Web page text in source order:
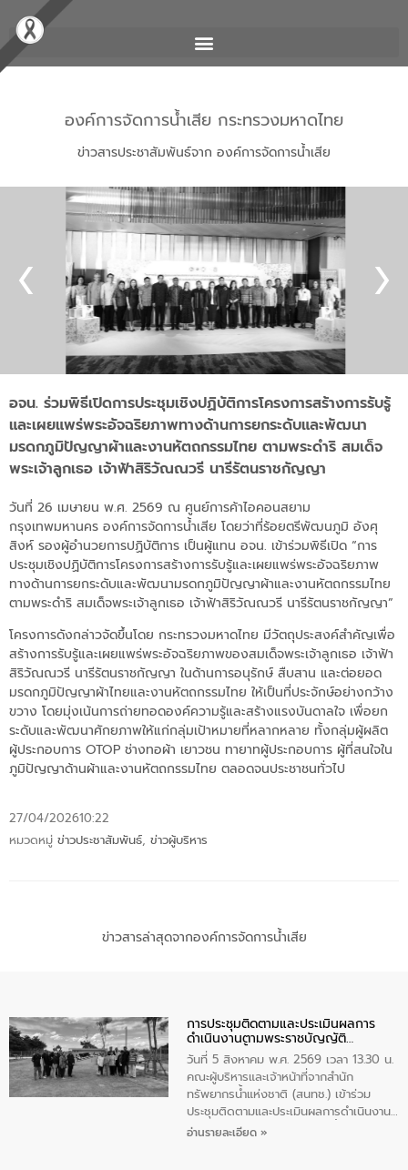
องค์การจัดการน้ำเสีย กระทรวงมหาดไทย
ข่าวสารประชาสัมพันธ์จาก องค์การจัดการน้ำเสีย
อจน. ร่วมพิธีเปิดการประชุมเชิงปฏิบัติการโครงการสร้างการรับรู้
และเผยแพร่พระอัจฉริยภาพทางด้านการยกระดับและพัฒนา
มรดกภูมิปัญญาผ้าและงานหัตถกรรมไทย ตามพระดำริ สมเด็จ
พระเจ้าลูกเธอ เจ้าฟ้าสิริวัณณวรี นารีรัตนราชกัญญา
วันที่ 26 เมษายน พ.ศ. 2569 ณ ศูนย์การค้าไอคอนสยาม
กรุงเทพมหานคร องค์การจัดการน้ำเสีย โดยว่าที่ร้อยตรีพัฒนภูมิ อังศุ
สิงห์ รองผู้อำนวยการปฏิบัติการ เป็นผู้แทน อจน. เข้าร่วมพิธีเปิด “การ
ประชุมเชิงปฏิบัติการโครงการสร้างการรับรู้และเผยแพร่พระอัจฉริยภาพ
ทางด้านการยกระดับและพัฒนามรดกภูมิปัญญาผ้าและงานหัตถกรรมไทย
ตามพระดำริ สมเด็จพระเจ้าลูกเธอ เจ้าฟ้าสิริวัณณวรี นารีรัตนราชกัญญา”
โครงการดังกล่าวจัดขึ้นโดย กระทรวงมหาดไทย มีวัตถุประสงค์สำคัญเพื่อ
สร้างการรับรู้และเผยแพร่พระอัจฉริยภาพของสมเด็จพระเจ้าลูกเธอ เจ้าฟ้า
สิริวัณณวรี นารีรัตนราชกัญญา ในด้านการอนุรักษ์ สืบสาน และต่อยอด
มรดกภูมิปัญญาผ้าไทยและงานหัตถกรรมไทย ให้เป็นที่ประจักษ์อย่างกว้าง
ขวาง โดยมุ่งเน้นการถ่ายทอดองค์ความรู้และสร้างแรงบันดาลใจ เพื่อยก
ระดับและพัฒนาศักยภาพให้แก่กลุ่มเป้าหมายที่หลากหลาย ทั้งกลุ่มผู้ผลิต
ผู้ประกอบการ OTOP ช่างทอผ้า เยาวชน ทายาทผู้ประกอบการ ผู้ที่สนใจใน
ภูมิปัญญาด้านผ้าและงานหัตถกรรมไทย ตลอดจนประชาชนทั่วไป
27/04/202610:22
หมวดหมู่ ข่าวประชาสัมพันธ์, ข่าวผู้บริหาร
ข่าวสารล่าสุดจากองค์การจัดการน้ำเสีย
การประชุมติดตามและประเมินผลการ
ดำเนินงานตามพระราชบัญญัติ
ทรัพยากรน้ำ พ.ศ. 2561 ประจำ
ปีงบประมาณ พ.ศ. 2569
วันที่ 5 สิงหาคม พ.ศ. 2569 เวลา 13.30 น.
คณะผู้บริหารและเจ้าหน้าที่จากสำนัก
ทรัพยากรน้ำแห่งชาติ (สนทช.) เข้าร่วม
ประชุมติดตามและประเมินผลการดำเนินงาน
ตามพระราชบัญญัติทรัพยากรน้ำ พ.ศ. 2561
อ่านรายละเอียด »